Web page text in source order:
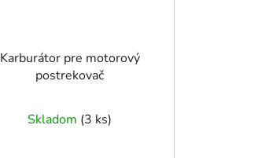
Karburátor pre motorový
postrekovač
Skladom (3 ks)